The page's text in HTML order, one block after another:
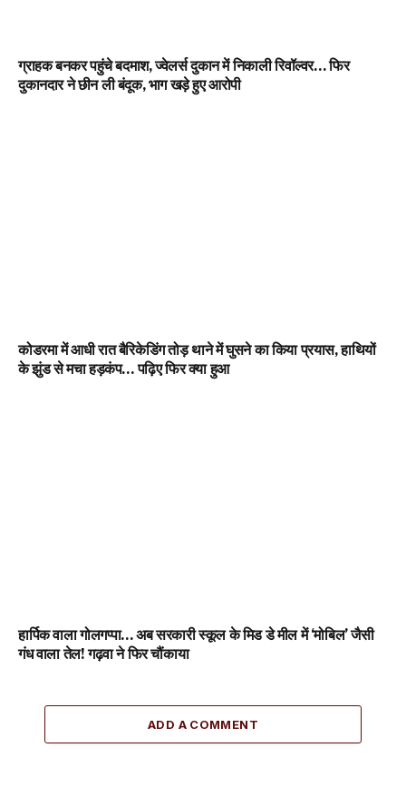
ग्राहक बनकर पहुंचे बदमाश, ज्वेलर्स दुकान में निकाली रिवॉल्वर… फिर
दुकानदार ने छीन ली बंदूक, भाग खड़े हुए आरोपी
कोडरमा में आधी रात बैरिकेडिंग तोड़ थाने में घुसने का किया प्रयास, हाथियों
के झुंड से मचा हड़कंप… पढ़िए फिर क्या हुआ
हार्पिक वाला गोलगप्पा… अब सरकारी स्कूल के मिड डे मील में ‘मोबिल’ जैसी
गंध वाला तेल! गढ़वा ने फिर चौंकाया
ADD A COMMENT